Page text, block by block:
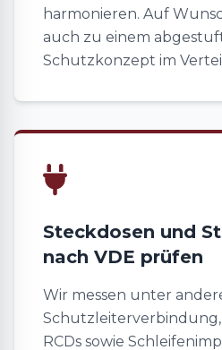
harmonieren. Auf
auch zu einem
Schutzkonzept im
Steckdosen und
nach VDE prüfen
Wir messen unter
RCDs sowie